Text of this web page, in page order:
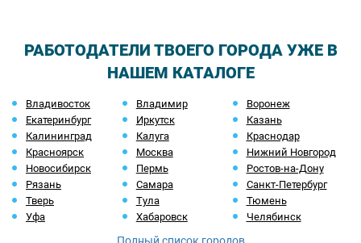
РАБОТОДАТЕЛИ ТВОЕГО ГОРОДА УЖЕ В
НАШЕМ КАТАЛОГЕ
Владивосток Владимир
Воронеж
Екатеринбург
Иркутск
Казань
Калининград
Калуга
Краснодар
Красноярск
Москва
Нижний Новгород
Новосибирск
Пермь
Ростов-на-Дону
Рязань
Самара
Санкт-Петербург
Тверь
Тула
Тюмень
Уфа
Хабаровск Челябинск